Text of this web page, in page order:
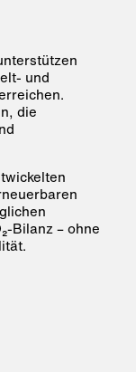
und
die
Bilanz – ohne